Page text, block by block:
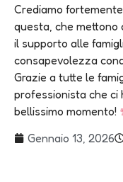
Crediamo
questa, che mettono
il supporto alle
consapevolezza
Grazie a tutte le
professionista che ci
bellissimo momento!
Gennaio 13, 2026